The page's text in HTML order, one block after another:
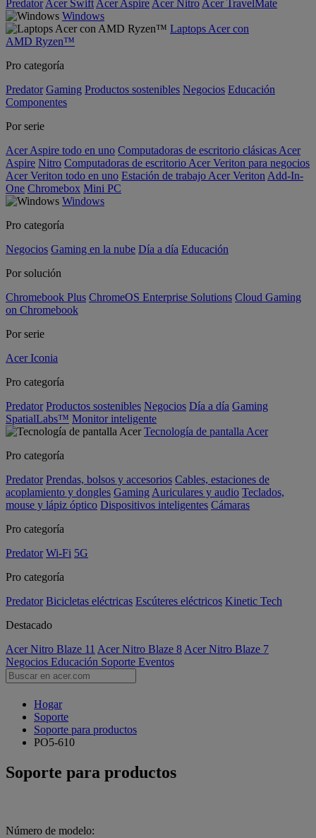
Predator Acer Swift Acer Aspire Acer Nitro Acer TravelMate
Windows
Laptops Acer con
AMD Ryzen™
Pro categoría
Predator Gaming Productos sostenibles Negocios Educación
Componentes
Por serie
Acer Aspire todo en uno Computadoras de escritorio clásicas Acer
Aspire Nitro Computadoras de escritorio Acer Veriton para negocios
Acer Veriton todo en uno Estación de trabajo Acer Veriton Add-In-
One Chromebox Mini PC
Windows
Pro categoría
Negocios Gaming en la nube Día a día Educación
Por solución
Chromebook Plus ChromeOS Enterprise Solutions Cloud Gaming
on Chromebook
Por serie
Acer Iconia
Pro categoría
Predator Productos sostenibles Negocios Día a día Gaming
SpatialLabs™ Monitor inteligente
Tecnología de pantalla Acer
Pro categoría
Predator Prendas, bolsos y accesorios Cables, estaciones de
acoplamiento y dongles Gaming Auriculares y audio Teclados,
mouse y lápiz óptico Dispositivos inteligentes Cámaras
Pro categoría
Predator Wi-Fi 5G
Pro categoría
Predator Bicicletas eléctricas Escúteres eléctricos Kinetic Tech
Destacado
Acer Nitro Blaze 11 Acer Nitro Blaze 8 Acer Nitro Blaze 7
Negocios Educación Soporte Eventos
Hogar
Soporte
Soporte para productos
PO5-610
Soporte para productos
Número de modelo: